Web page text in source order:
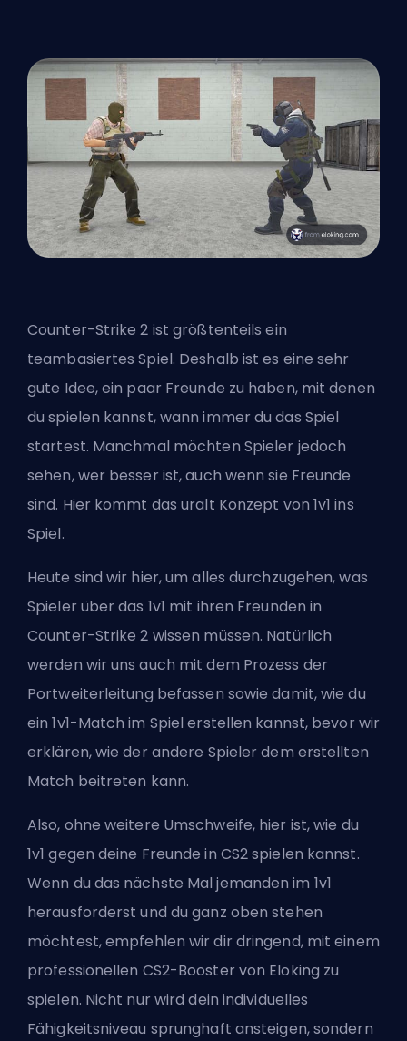
Counter-Strike 2 ist größtenteils ein
teambasiertes Spiel. Deshalb ist es eine sehr
gute Idee, ein paar Freunde zu haben, mit denen
du spielen kannst, wann immer du das Spiel
startest. Manchmal möchten Spieler jedoch
sehen, wer besser ist, auch wenn sie Freunde
sind. Hier kommt das uralt Konzept von 1v1 ins
Spiel.
Heute sind wir hier, um alles durchzugehen, was
Spieler über das 1v1 mit ihren Freunden in
Counter-Strike 2 wissen müssen. Natürlich
werden wir uns auch mit dem Prozess der
Portweiterleitung befassen sowie damit, wie du
ein 1v1-Match im Spiel erstellen kannst, bevor wir
erklären, wie der andere Spieler dem erstellten
Match beitreten kann.
Also, ohne weitere Umschweife, hier ist, wie du
1v1 gegen deine Freunde in CS2 spielen kannst.
Wenn du das nächste Mal jemanden im 1v1
herausforderst und du ganz oben stehen
möchtest, empfehlen wir dir dringend, mit einem
professionellen CS2-Booster von Eloking zu
spielen. Nicht nur wird dein individuelles
Fähigkeitsniveau sprunghaft ansteigen, sondern